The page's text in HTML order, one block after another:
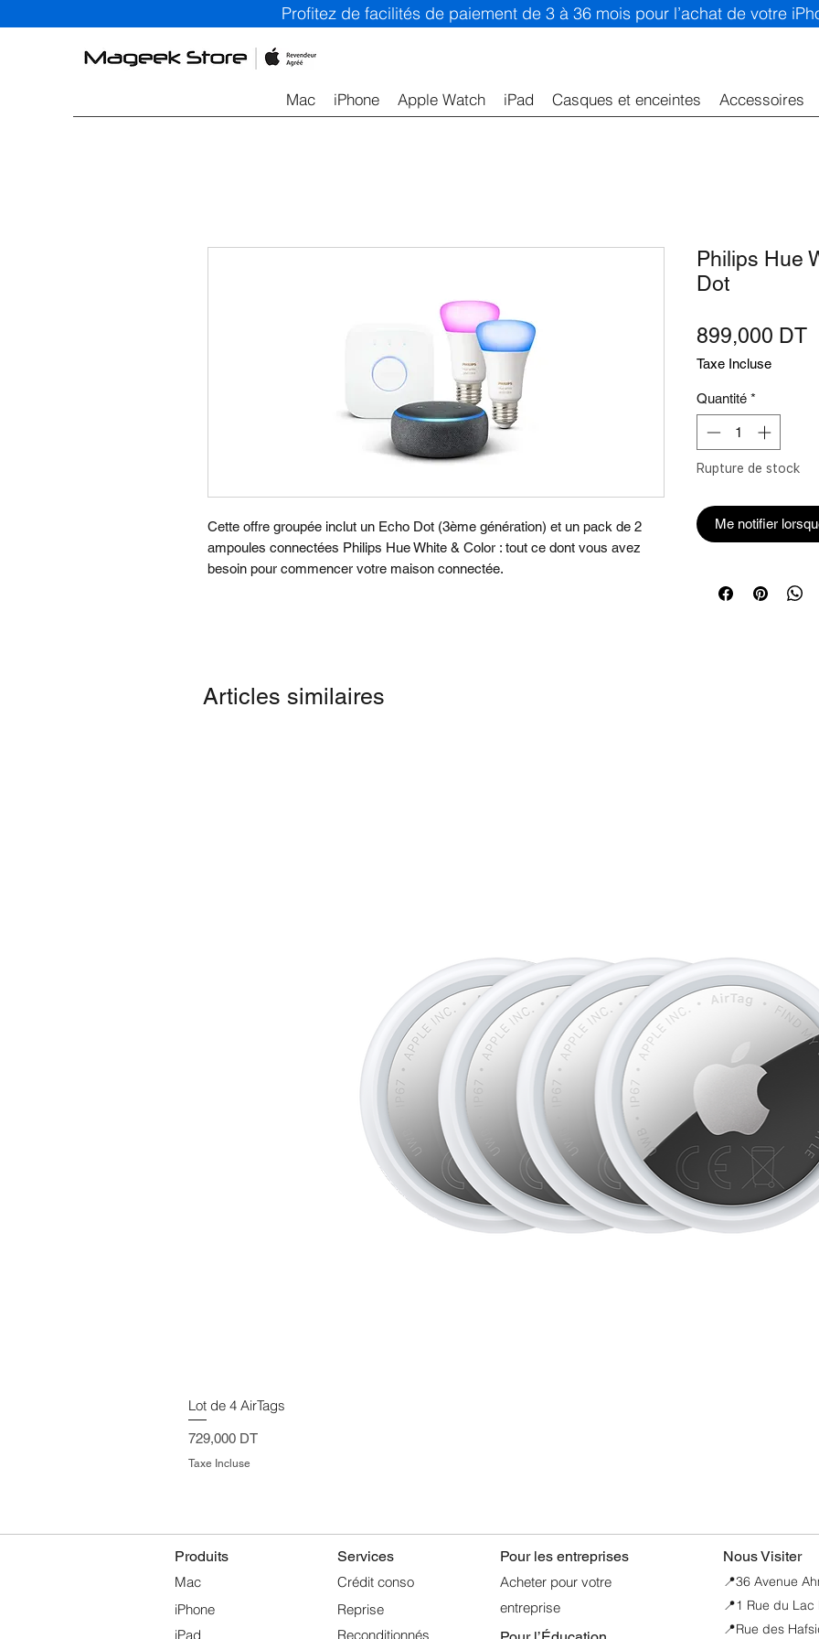
Profitez de facilités de paiement de 3 à 36 mois pour l’achat de votre
Mac iPhone Apple Watch iPad Casques et enceintes Accessoires
Cette offre groupée inclut un Echo Dot (3ème génération) et un pack de 2
ampoules connectées Philips Hue White & Color : tout ce dont vous avez
besoin pour commencer votre maison connectée.
Philips Hue
Dot
899,000 DT
Taxe Incluse
Quantité *
Rupture de stock
Me notifier
Articles similaires
Lot de 4 AirTags
Prix
729,000 DT
Taxe Incluse
Produits
Mac
iPhone
iPad
Services
Crédit conso
Reprise
Reconditionnés
Pour les entreprises
Acheter pour votre
entreprise
Nous Visiter
📍36 Avenue
📍1 Rue du Lac
📍Rue des